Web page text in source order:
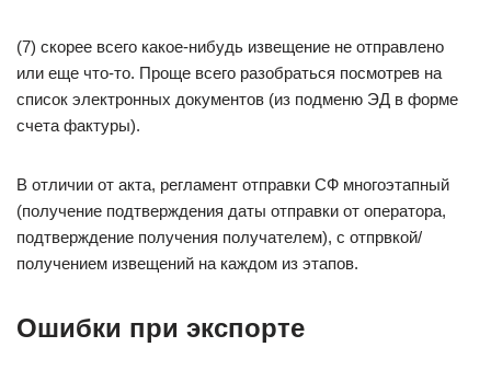
(7) скорее всего какое-нибудь извещение не отправлено
или еще что-то. Проще всего разобраться посмотрев на
список электронных документов (из подменю ЭД в форме
счета фактуры).
В отличии от акта, регламент отправки СФ многоэтапный
(получение подтверждения даты отправки от оператора,
подтверждение получения получателем), с отпрвкой/
получением извещений на каждом из этапов.
Ошибки при экспорте